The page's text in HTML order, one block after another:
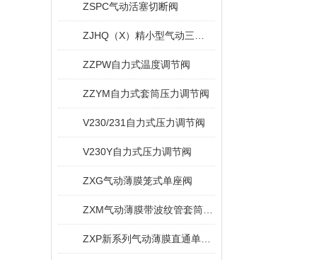
ZSPC气动活塞切断阀
ZZPW自力式温度调节阀
ZZYM自力式套筒压力调节阀
V230/231自力式压力调节阀
V230Y自力式压力调节阀
ZXG气动薄膜笼式单座阀